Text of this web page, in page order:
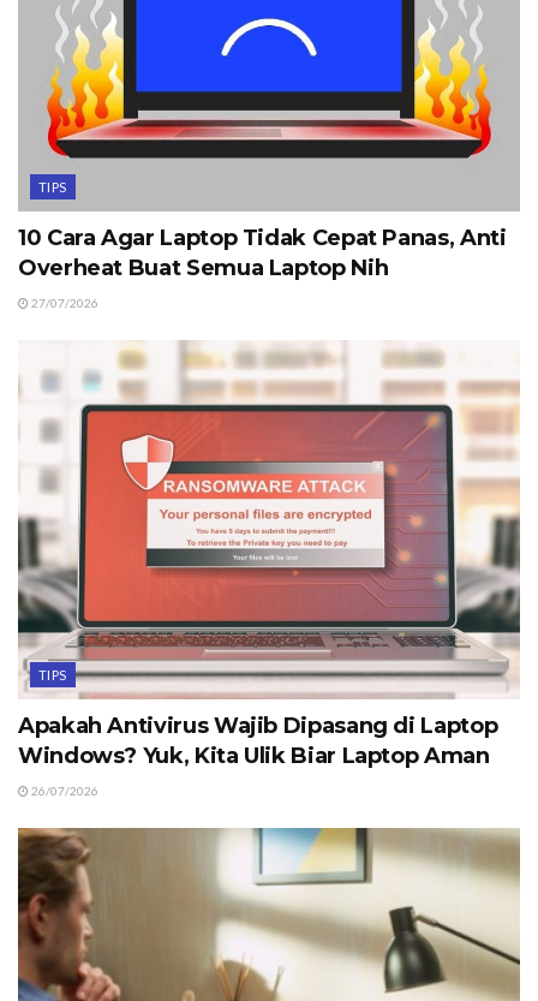
TIPS
10 Cara Agar Laptop Tidak Cepat Panas, Anti
Overheat Buat Semua Laptop Nih
27/07/2026
TIPS
Apakah Antivirus Wajib Dipasang di Laptop
Windows? Yuk, Kita Ulik Biar Laptop Aman
26/07/2026